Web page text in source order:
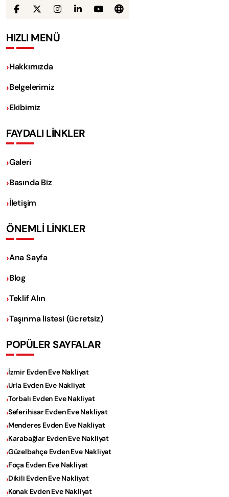
HIZLI MENÜ
Hakkımızda
Belgelerimiz
Ekibimiz
FAYDALI LİNKLER
Galeri
Basında Biz
İletişim
ÖNEMLİ LİNKLER
Ana Sayfa
Blog
Teklif Alın
Taşınma listesi (ücretsiz)
POPÜLER SAYFALAR
İzmir Evden Eve Nakliyat
Urla Evden Eve Nakliyat
Torbalı Evden Eve Nakliyat
Seferihisar Evden Eve Nakliyat
Menderes Evden Eve Nakliyat
Karabağlar Evden Eve Nakliyat
Güzelbahçe Evden Eve Nakliyat
Foça Evden Eve Nakliyat
Dikili Evden Eve Nakliyat
Konak Evden Eve Nakliyat